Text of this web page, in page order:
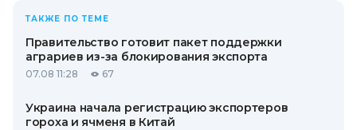
ТАКЖЕ ПО ТЕМЕ
Правительство готовит пакет поддержки
аграриев из-за блокирования экспорта
07.08 11:28 67
Украина начала регистрацию экспортеров
гороха и ячменя в Китай